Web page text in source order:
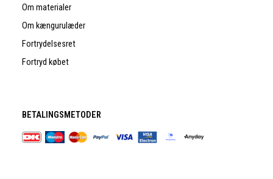
Om materialer
Om kængurulæder
Fortrydelsesret
Fortryd købet
BETALINGSMETODER